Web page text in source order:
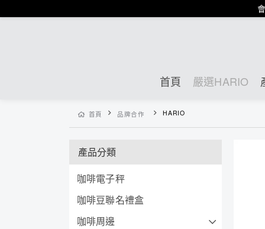
首頁 嚴選HARIO
首頁 品牌合作 HARIO
產品分類
咖啡電子秤
咖啡豆聯名禮盒
咖啡周邊